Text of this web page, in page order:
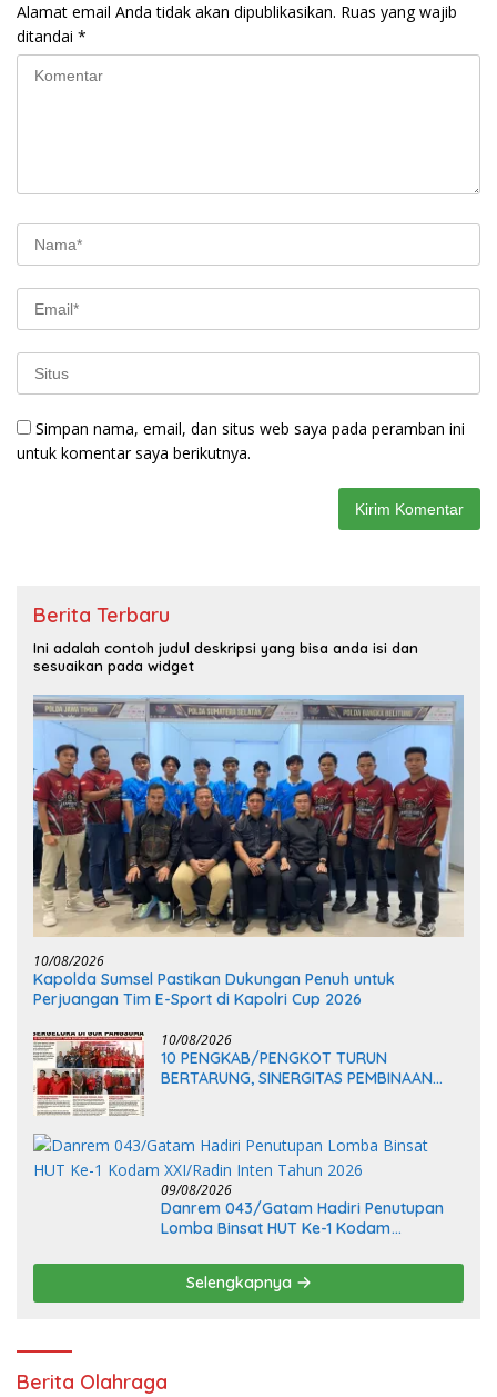
Alamat email Anda tidak akan dipublikasikan. Ruas yang wajib
ditandai *
Simpan nama, email, dan situs web saya pada peramban ini
untuk komentar saya berikutnya.
Berita Terbaru
Ini adalah contoh judul deskripsi yang bisa anda isi dan
sesuaikan pada widget
10/08/2026
Kapolda Sumsel Pastikan Dukungan Penuh untuk
Perjuangan Tim E-Sport di Kapolri Cup 2026
10/08/2026
10 PENGKAB/PENGKOT TURUN
BERTARUNG, SINERGITAS PEMBINAAN
09/08/2026
Danrem 043/Gatam Hadiri Penutupan
Lomba Binsat HUT Ke-1 Kodam
Selengkapnya
Berita Olahraga